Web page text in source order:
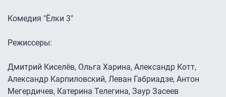
Комедия "Ёлки 3"
Режиссеры:
Дмитрий Киселёв, Ольга Харина, Александр Котт,
Александр Карпиловский, Леван Габриадзе, Антон
Мегердичев, Катерина Телегина, Заур Засеев